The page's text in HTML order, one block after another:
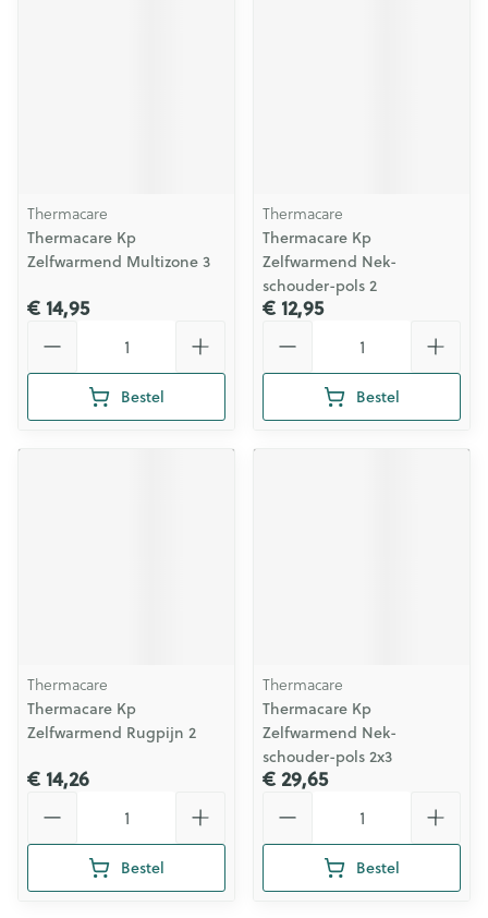
Thermacare
Thermacare Kp
Zelfwarmend Multizone 3
€ 14,95
Bestel
Thermacare
Thermacare Kp
Zelfwarmend Nek-
schouder-pols 2
€ 12,95
Bestel
Thermacare
Thermacare Kp
Zelfwarmend Rugpijn 2
€ 14,26
Bestel
Thermacare
Thermacare Kp
Zelfwarmend Nek-
schouder-pols 2x3
€ 29,65
Bestel